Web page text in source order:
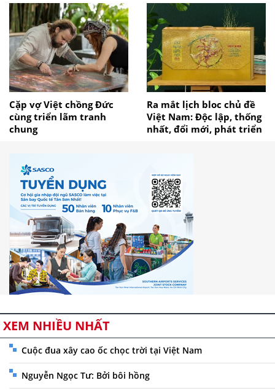
Cặp vợ Việt chồng Đức
cùng triển lãm tranh
chung
Ra mắt lịch bloc chủ đề
Việt Nam: Độc lập, thống
nhất, đổi mới, phát triển
XEM NHIỀU NHẤT
Cuộc đua xây cao ốc chọc trời tại Việt Nam
Nguyễn Ngọc Tư: Bởi bôi hồng